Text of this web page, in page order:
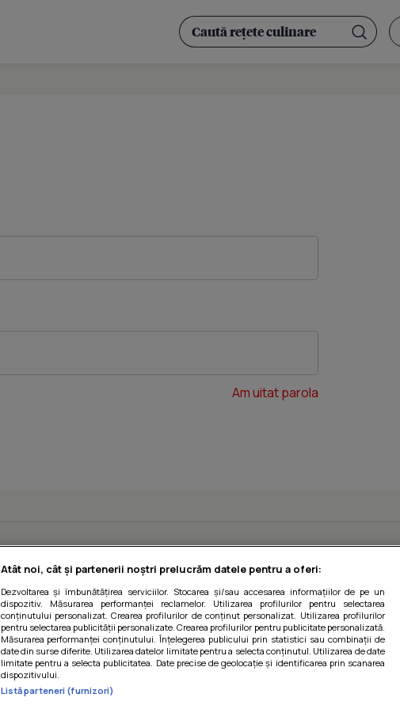
Am uitat parola
Atât noi, cât și partenerii noștri prelucrăm datele pentru a oferi:
Dezvoltarea și îmbunătățirea serviciilor. Stocarea și/sau accesarea informațiilor de pe un
dispozitiv. Măsurarea performanței reclamelor. Utilizarea profilurilor pentru selectarea
conținutului personalizat. Crearea profilurilor de conținut personalizat. Utilizarea profilurilor
pentru selectarea publicității personalizate. Crearea profilurilor pentru publicitate personalizată.
Măsurarea performanței conținutului. Înțelegerea publicului prin statistici sau combinații de
date din surse diferite. Utilizarea datelor limitate pentru a selecta conținutul. Utilizarea de date
limitate pentru a selecta publicitatea. Date precise de geolocație și identificarea prin scanarea
dispozitivului.
Listă parteneri (furnizori)